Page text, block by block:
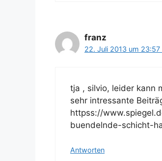
franz
22. Juli 2013 um 23:57
tja , silvio, leider kann
sehr intressante
httpss://
buendelnde-schicht-
Antworten